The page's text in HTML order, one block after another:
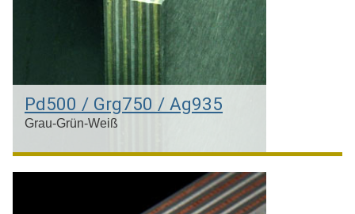
Pd500 / Grg750 / Ag935
Grau-Grün-Weiß
Palladium & Grüngold 18kt & Silber